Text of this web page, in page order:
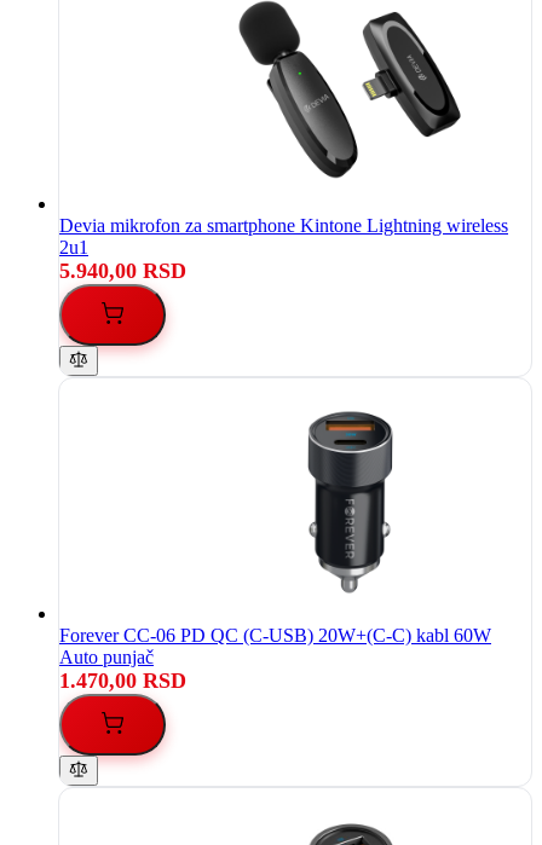
Devia mikrofon za smartphone Kintone Lightning wireless
2u1
5.940,00 RSD
Forever CC-06 PD QC (C-USB) 20W+(C-C) kabl 60W
Auto punjač
1.470,00 RSD